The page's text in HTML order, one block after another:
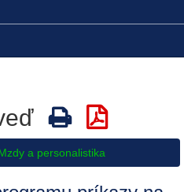
a personalistika